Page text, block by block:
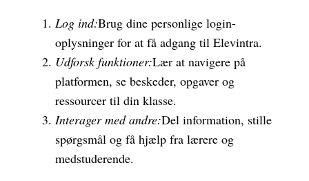
Log ind:Brug dine personlige login-
oplysninger for at få adgang til Elevintra.
Udforsk funktioner:Lær at navigere på
platformen, se beskeder, opgaver og
ressourcer til din klasse.
Interager med andre:Del information, stille
spørgsmål og få hjælp fra lærere og
medstuderende.